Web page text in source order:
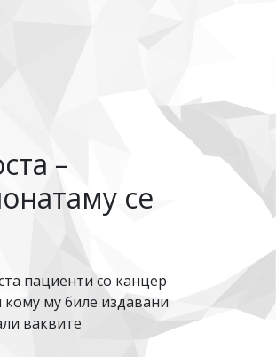
–
се
пациенти со канцер
кому му биле издавани
ваквите